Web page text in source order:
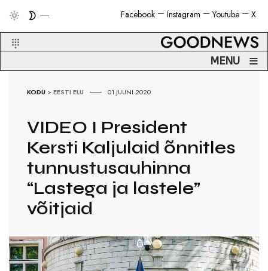
X
Youtube
Instagram
Facebook
MENU ≡
KODU >EESTI ELU 01.JUUNI 2020
VIDEO I President
Kersti Kaljulaid õnnitles
tunnustusauhinna
“Lastega ja lastele”
võitjaid